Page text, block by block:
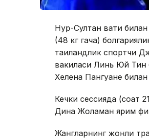
Нур-Султан вақти
(48 кг гача)
таиландлик спортчи
вакиласи Линь Юй Тин
Хелена Пангуане
Кечки сессияда (соат
Дина Жоламан ярим
Жангларнинг жонли